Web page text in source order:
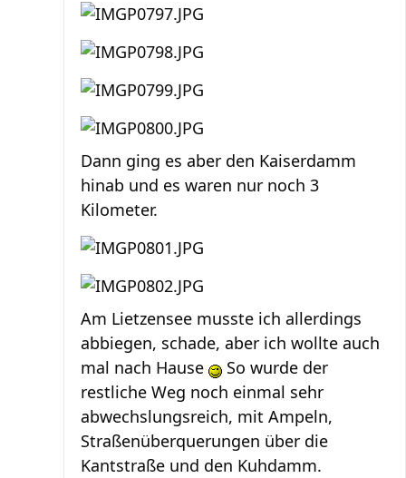
Dann ging es aber den Kaiserdamm
hinab und es waren nur noch 3
Kilometer.
Am Lietzensee musste ich allerdings
abbiegen, schade, aber ich wollte auch
mal nach Hause
So wurde der
restliche Weg noch einmal sehr
abwechslungsreich, mit Ampeln,
Straßenüberquerungen über die
Kantstraße und den Kuhdamm.